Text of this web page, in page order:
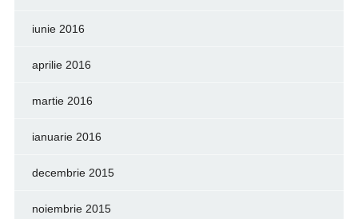
iunie 2016
aprilie 2016
martie 2016
ianuarie 2016
decembrie 2015
noiembrie 2015